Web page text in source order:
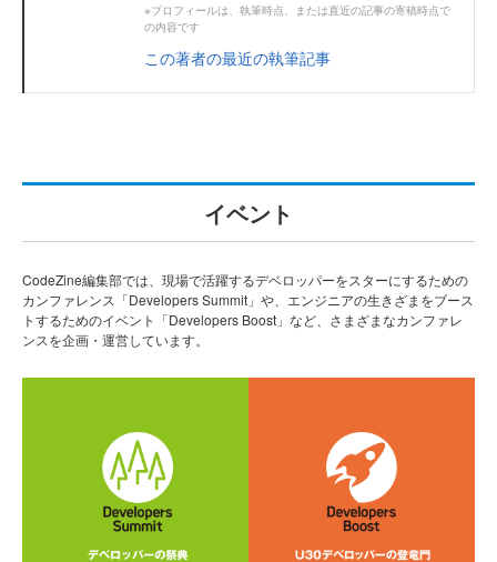
※プロフィールは、執筆時点、または直近の記事の寄稿時点で
の内容です
この著者の最近の執筆記事
イベント
CodeZine編集部では、現場で活躍するデベロッパーをスターにするための
カンファレンス「Developers Summit」や、エンジニアの生きざまをブース
トするためのイベント「Developers Boost」など、さまざまなカンファレ
ンスを企画・運営しています。